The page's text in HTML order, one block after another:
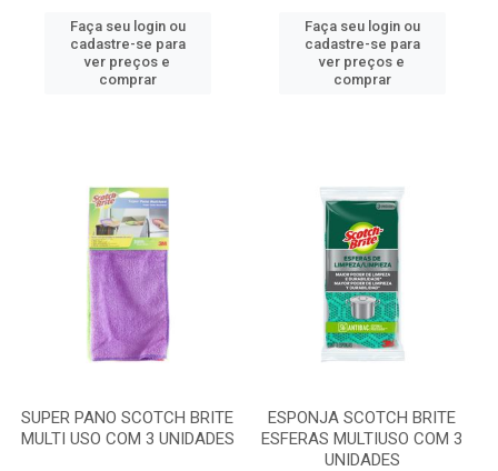
Faça seu login ou
cadastre-se para
ver preços e
comprar
Faça seu login ou
cadastre-se para
ver preços e
comprar
SUPER PANO SCOTCH BRITE
MULTI USO COM 3 UNIDADES
ESPONJA SCOTCH BRITE
ESFERAS MULTIUSO COM 3
UNIDADES